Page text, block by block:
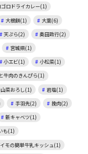
ロドライカレー(1)
大根餅(1)
大葉(6)
天ぷら(2)
奥田政行(2)
宮城県(1)
小エビ(1)
小松菜(1)
牛肉のきんぴら(1)
山菜おろし(1)
岩塩(1)
手羽先(2)
挽肉(2)
新キャベツ(1)
も(1)
モの簡単牛乳キッシュ(1)